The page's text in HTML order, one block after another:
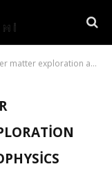
and light-nuclie astrophysics"